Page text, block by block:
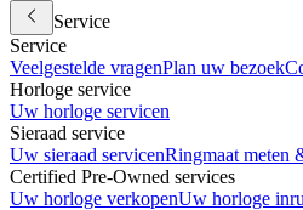
Service
Service
Veelgestelde vragenPlan uw bezoek
Horloge service
Uw horloge servicen
Sieraad service
Uw sieraad servicenRingmaat meten
Certified Pre-Owned services
Uw horloge verkopenUw horloge